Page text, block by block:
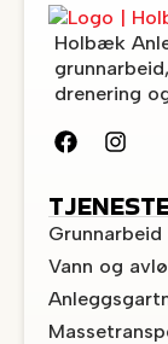
Holbæk
drenering
Vann og